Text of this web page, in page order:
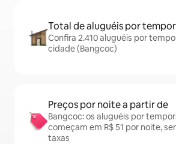
Total de aluguéis por
Confira 2.410 aluguéis por
cidade (Bangcoc)
Preços por noite a partir de
Bangcoc: os aluguéis por
começam em R$ 51 por noite,
taxas